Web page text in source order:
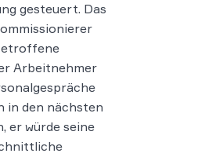
gesteuert. Das
Arbeitnehmer
in den nächsten
er würde seine